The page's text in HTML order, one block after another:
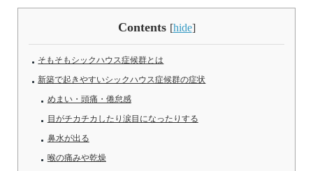
Contents [hide]
そもそもシックハウス症候群とは
新築で起きやすいシックハウス症候群の症状
めまい・頭痛・倦怠感
目がチカチカしたり涙目になったりする
鼻水が出る
喉の痛みや乾燥